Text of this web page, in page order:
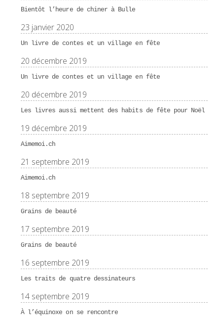
Bientôt l’heure de chiner à Bulle
23 janvier 2020
Un livre de contes et un village en fête
20 décembre 2019
Un livre de contes et un village en fête
20 décembre 2019
Les livres aussi mettent des habits de fête pour Noël
19 décembre 2019
Aimemoi.ch
21 septembre 2019
Aimemoi.ch
18 septembre 2019
Grains de beauté
17 septembre 2019
Grains de beauté
16 septembre 2019
Les traits de quatre dessinateurs
14 septembre 2019
À l’équinoxe on se rencontre